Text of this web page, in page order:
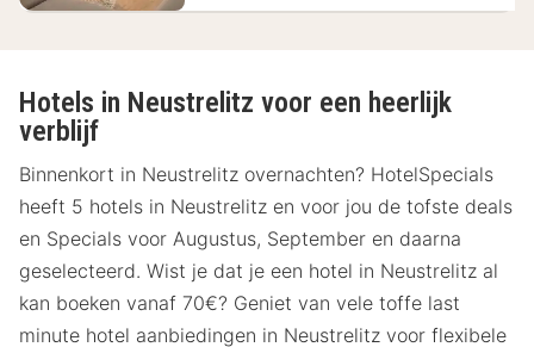
Hotels in Neustrelitz voor een heerlijk
verblijf
Binnenkort in Neustrelitz overnachten? HotelSpecials
heeft 5 hotels in Neustrelitz en voor jou de tofste deals
en Specials voor Augustus, September en daarna
geselecteerd. Wist je dat je een hotel in Neustrelitz al
kan boeken vanaf 70€? Geniet van vele toffe last
minute hotel aanbiedingen in Neustrelitz voor flexibele